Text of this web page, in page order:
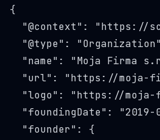
{
  "@context": "
https://
"@type":
"name": "Moja Firma
  "url": "
https://moja-
  "logo": "
https://moja-
"foundingDate": "2019-
  "founder": {